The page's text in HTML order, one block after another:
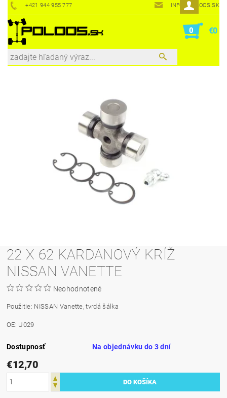
+421 944 955 777 INFO@POLOOS.SK
0 €0
22 X 62 KARDANOVÝ KRÍŽ
NISSAN VANETTE
Neohodnotené
Použitie: NISSAN Vanette, tvrdá šálka
OE: U029
Dostupnosť Na objednávku do 3 dní
€12,70